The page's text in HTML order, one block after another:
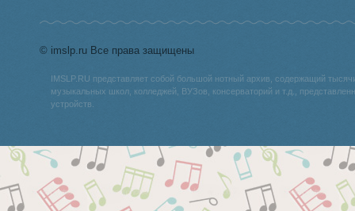
© imslp.ru Все права защищены
IMSLP.RU представляет собой большой нотный архив, содержащий
музыкальных школ, колледжей, ВУЗов, консерваторий и т.д.,
устройств.